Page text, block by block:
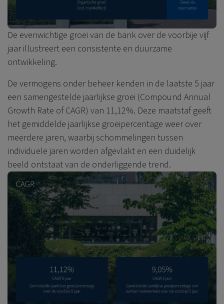
De evenwichtige groei van de bank over de voorbije vijf
jaar illustreert een consistente en duurzame
ontwikkeling.
De vermogens onder beheer kenden in de laatste 5 jaar
een samengestelde jaarlijkse groei (Compound Annual
Growth Rate of CAGR) van 11,12%. Deze maatstaf geeft
het gemiddelde jaarlijkse groeipercentage weer over
meerdere jaren, waarbij schommelingen tussen
individuele jaren worden afgevlakt en een duidelijk
beeld ontstaat van de onderliggende trend.